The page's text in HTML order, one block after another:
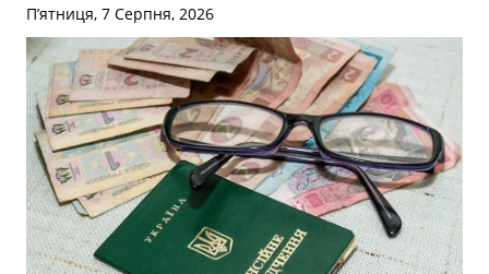
П’ятниця, 7 Серпня, 2026